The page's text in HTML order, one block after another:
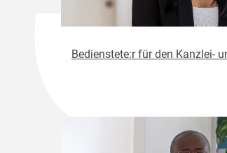
Bedienstete:r für den Kanzlei-